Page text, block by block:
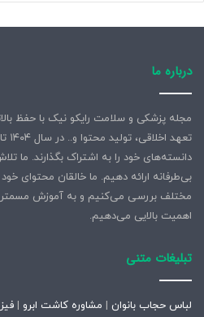
درباره ما
مجله پزشکی و سلامت رایکو نیک با حفظ
دانسته‌های خود را به اشتراک بگذارند. ما
بی‌طرفانه ارائه دهیم. ما خالقان محتوای
مختلف بررسی می‌کنیم و به آموزش مسمتر
اهمیت بالایی می‌دهیم.
تبلیغات متنی
لباس حجاب بانوان | مشاوره کاشت ابرو |